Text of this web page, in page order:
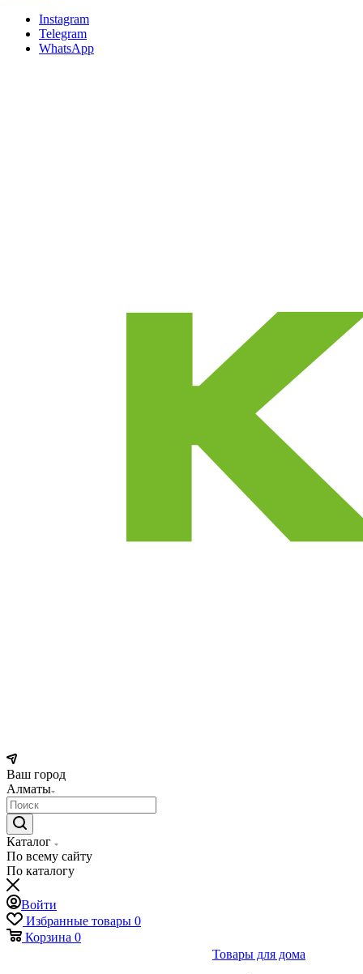
Instagram
Telegram
WhatsApp
Ваш город
Алматы
Каталог
По всему сайту
По каталогу
Войти
Избранные товары 0
Корзина 0
Товары для дома